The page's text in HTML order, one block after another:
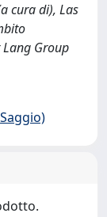
cura di), Las
Lang Group